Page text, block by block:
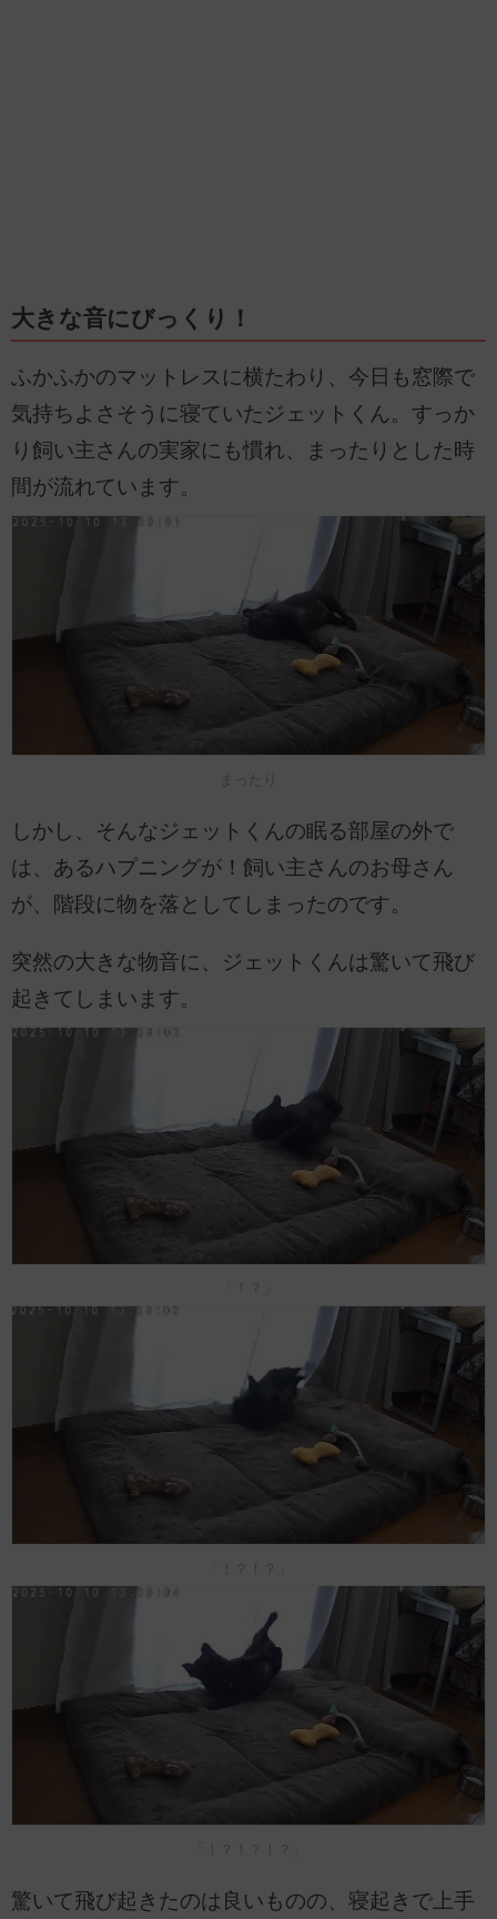
大きな音にびっくり！
ふかふかのマットレスに横たわり、今日も窓際で
気持ちよさそうに寝ていたジェットくん。すっか
り飼い主さんの実家にも慣れ、まったりとした時
間が流れています。
まったり
しかし、そんなジェットくんの眠る部屋の外で
は、あるハプニングが！飼い主さんのお母さん
が、階段に物を落としてしまったのです。
突然の大きな物音に、ジェットくんは驚いて飛び
起きてしまいます。
「！？」
「！？！？」
「！？！？！？」
驚いて飛び起きたのは良いものの、寝起きで上手